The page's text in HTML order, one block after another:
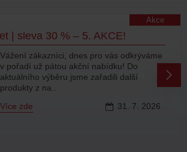
| sleva 30 % – 5. AKCE!
Akce
31. 7. 2026
Vážení zákazníci, dnes pro vás odkrýváme
v pořadí už pátou akční nabídku! Do
aktuálního výběru jsme zařadili další
produkty z na..
Více zde